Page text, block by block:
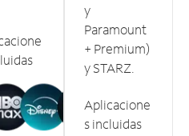
y
Paramount
+ Premium)
y STARZ.
Aplicacione
s incluidas